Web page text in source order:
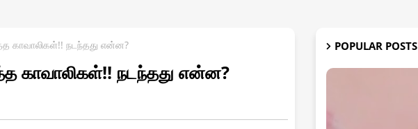
காவாலிகள்!! நடந்தது என்ன?
காவாலிகள்!! நடந்தது என்ன?
POPULAR POSTS